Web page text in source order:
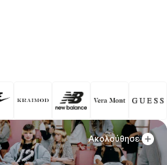
Ακολούθησε
Ακολούθησε